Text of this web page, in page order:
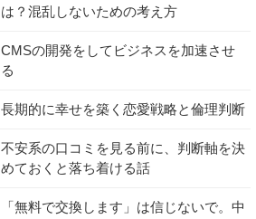
は？混乱しないための考え方
CMSの開発をしてビジネスを加速させ
る
長期的に幸せを築く恋愛戦略と倫理判断
不安系の口コミを見る前に、判断軸を決
めておくと落ち着ける話
「無料で交換します」は信じないで。中